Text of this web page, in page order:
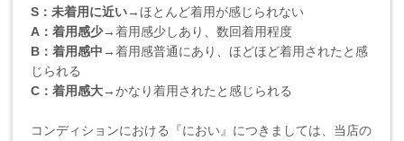
S：未着用に近い→ほとんど着用が感じられない
A：着用感少→着用感少しあり、数回着用程度
B：着用感中→着用感普通にあり、ほどほど着用されたと感
じられる
C：着用感大→かなり着用されたと感じられる
コンディションにおける『におい』につきましては、当店の